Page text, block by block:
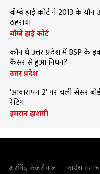
बॉम्बे हाई कोर्ट ने 2013 के
ठहराया
बॉम्बे हाई कोर्ट
कौन थे उत्तर प्रदेश में BSP के
कैंसर से हुआ निधन?
उत्तर प्रदेश
'आवारापन 2' पर चली सेंसर
रेटिंग
इमरान हाशमी
अरविंद केजरीवाल कांग्रेस